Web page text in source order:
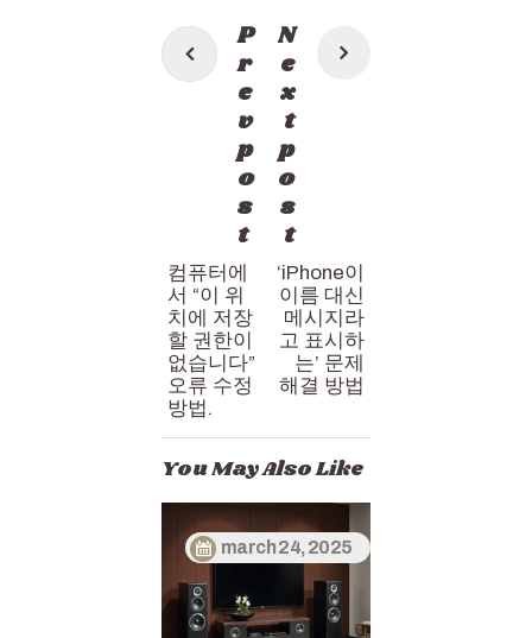
Post
navigation
P
r
e
v
p
o
s
t
컴퓨터에
서 “이 위
치에 저장
할 권한이
없습니다”
오류 수정
방법.
N
e
x
t
p
o
s
t
‘iPhone이
이름 대신
메시지라
고 표시하
는’ 문제
해결 방법
You May Also Like
march 24, 2025